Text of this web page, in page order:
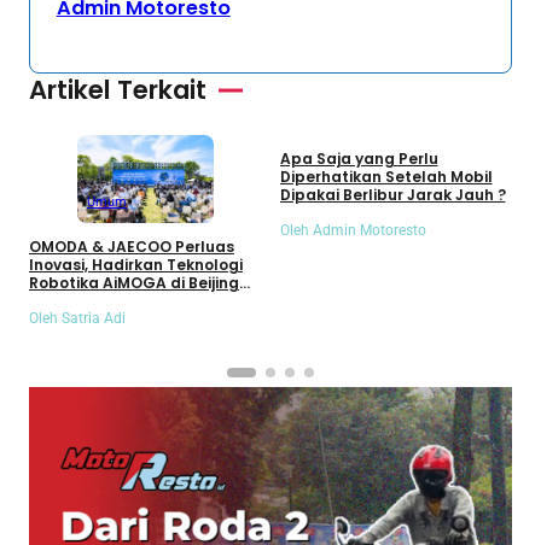
Admin Motoresto
Artikel Terkait
Umum
OMODA & JAECOO Perluas
Inovasi, Hadirkan Teknologi
Robotika AiMOGA di Beijing
Oleh Satria Adi
Apa Saja yang Perlu
Diperhatikan Setelah Mobil
Dipakai Berlibur Jarak Jauh ?
Oleh Admin Motoresto